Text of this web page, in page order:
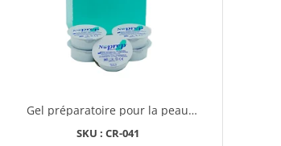
Gel préparatoire pour la peau
Nuprep, 24 gobelets jetables de 9 g
SKU : CR-041